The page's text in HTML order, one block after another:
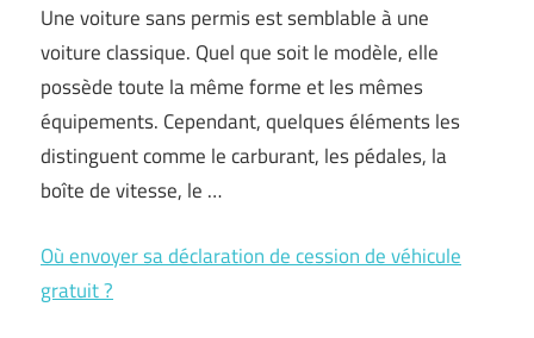
Une voiture sans permis est semblable à une
voiture classique. Quel que soit le modèle, elle
possède toute la même forme et les mêmes
équipements. Cependant, quelques éléments les
distinguent comme le carburant, les pédales, la
boîte de vitesse, le …
Où envoyer sa déclaration de cession de véhicule
gratuit ?